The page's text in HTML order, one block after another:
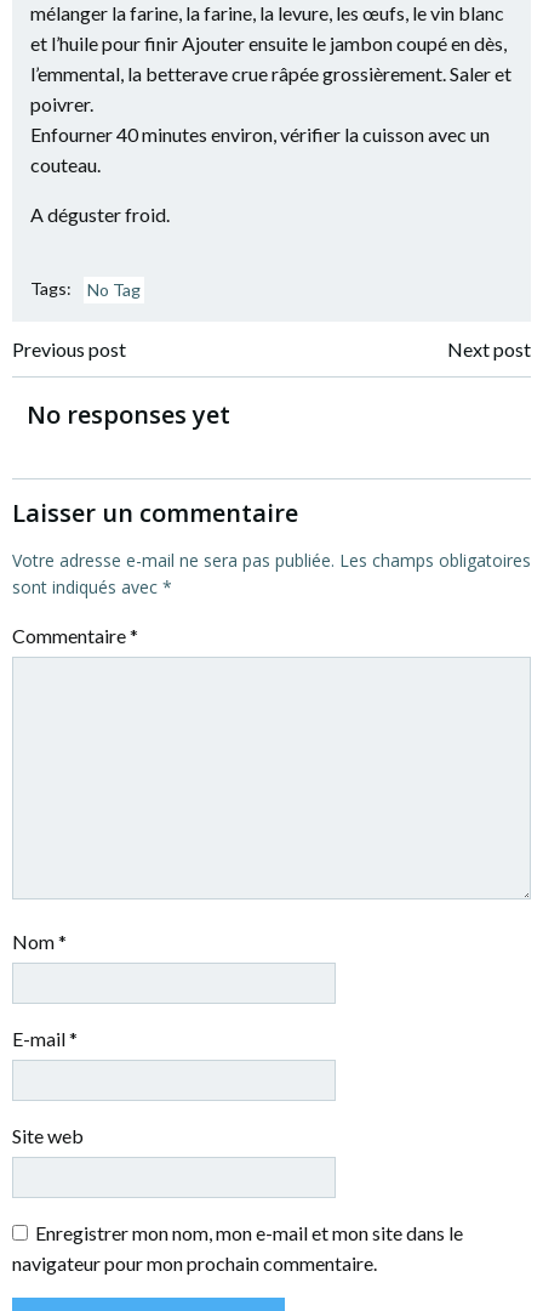
mélanger la farine, la farine, la levure, les œufs, le vin blanc
et l’huile pour finir Ajouter ensuite le jambon coupé en dès,
l’emmental, la betterave crue râpée grossièrement. Saler et
poivrer.
Enfourner 40 minutes environ, vérifier la cuisson avec un
couteau.
A déguster froid.
Tags: No Tag
Navigation
de
l’article
Previous post
Navigation
l’article
Next post
No responses yet
Laisser un commentaire
Votre adresse e-mail ne sera pas publiée. Les champs obligatoires
sont indiqués avec *
Commentaire*
Nom*
E-mail*
Site web
Enregistrer mon nom, mon e-mail et mon site dans le
navigateur pour mon prochain commentaire.